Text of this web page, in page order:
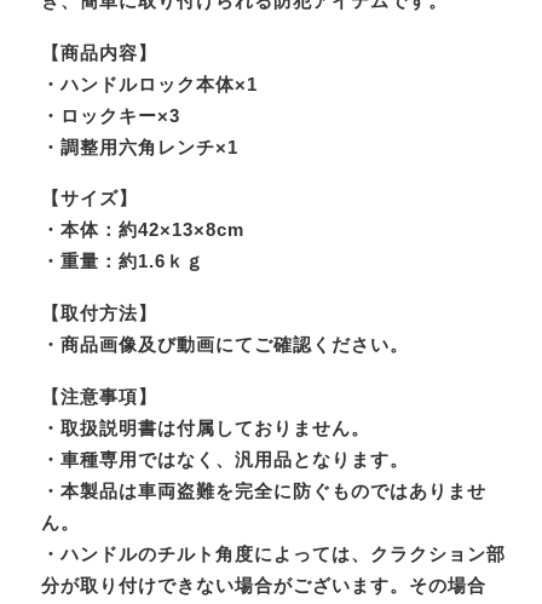
【商品内容】
・ハンドルロック本体×1
・ロックキー×3
・調整用六角レンチ×1
【サイズ】
・本体：約42×13×8cm
・重量：約1.6ｋｇ
【取付方法】
・商品画像及び動画にてご確認ください。
【注意事項】
・取扱説明書は付属しておりません。
・車種専用ではなく、汎用品となります。
・本製品は車両盗難を完全に防ぐものではありませ
ん。
・ハンドルのチルト角度によっては、クラクション部
分が取り付けできない場合がございます。その場合